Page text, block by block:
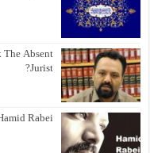
The Absent
Jurist?
Rabei